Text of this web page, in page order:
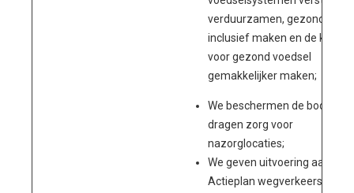
verduurzamen, gezonder en
inclusief maken en de keuze
voor gezond voedsel
gemakkelijker maken;
We beschermen de bodem
dragen zorg voor
nazorglocaties;
We geven uitvoering aan het
Actieplan wegverkeerslawaai